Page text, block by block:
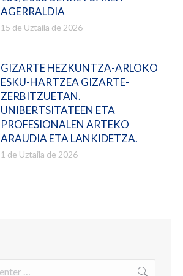
AGERRALDIA
15 de Uztaila de 2026
GIZARTE HEZKUNTZA-ARLOKO
ESKU-HARTZEA GIZARTE-
ZERBITZUETAN.
UNIBERTSITATEEN ETA
PROFESIONALEN ARTEKO
ARAUDIA ETA LANKIDETZA.
1 de Uztaila de 2026